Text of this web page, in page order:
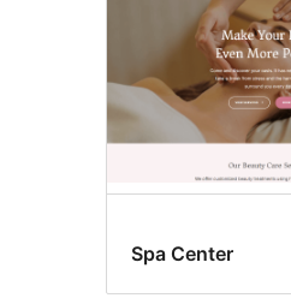
Spa Center